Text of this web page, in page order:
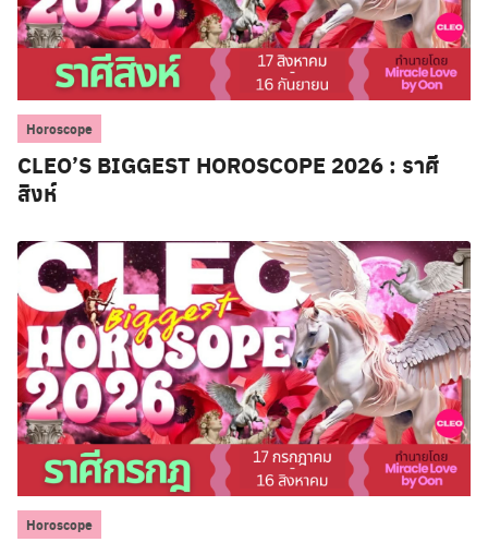
Horoscope
CLEO’S BIGGEST HOROSCOPE 2026 : ราศี
สิงห์
Horoscope